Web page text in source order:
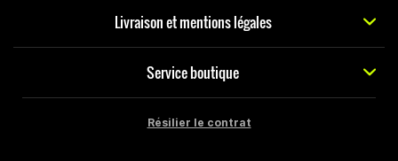
Livraison et mentions légales
Service boutique
Résilier le contrat